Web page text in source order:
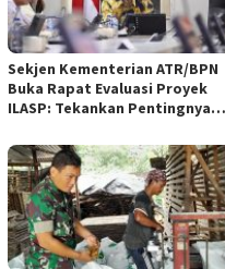
Sekjen Kementerian ATR/BPN
Buka Rapat Evaluasi Proyek
ILASP: Tekankan Pentingnya
Anggaran